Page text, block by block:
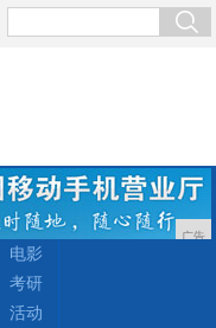
广告
电影
考研
活动